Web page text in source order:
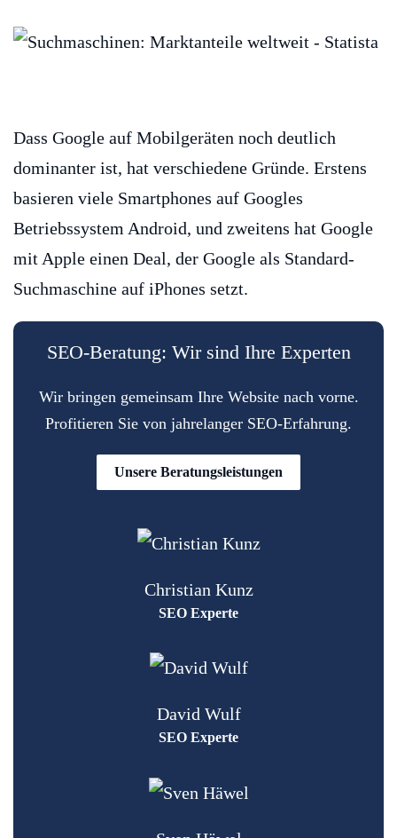
Dass Google auf Mobilgeräten noch deutlich
dominanter ist, hat verschiedene Gründe. Erstens
basieren viele Smartphones auf Googles
Betriebssystem Android, und zweitens hat Google
mit Apple einen Deal, der Google als Standard-
Suchmaschine auf iPhones setzt.
SEO-Beratung: Wir sind Ihre Experten
Wir bringen gemeinsam Ihre Website nach vorne.
Profitieren Sie von jahrelanger SEO-Erfahrung.
Unsere Beratungsleistungen
Christian Kunz
SEO Experte
David Wulf
SEO Experte